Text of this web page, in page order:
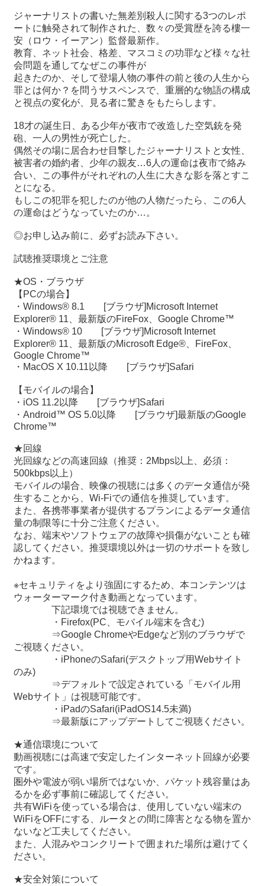
ジャーナリストの書いた無差別殺人に関する3つのレポ
ートに触発されて制作された、数々の受賞歴を誇る樓一
安（ロウ・イーアン）監督最新作。
教育、ネット社会、格差、マスコミの功罪など様々な社
会問題を通してなぜこの事件が
起きたのか、そして登場人物の事件の前と後の人生から
罪とは何か？を問うサスペンスで、重層的な物語の構成
と視点の変化が、見る者に驚きをもたらします。
18才の誕生日、ある少年が夜市で改造した空気銃を発
砲、一人の男性が死亡した。
偶然その場に居合わせ目撃したジャーナリストと女性、
被害者の婚約者、少年の親友…6人の運命は夜市で絡み
合い、この事件がそれぞれの人生に大きな影を落とすこ
とになる。
もしこの犯罪を犯したのが他の人物だったら、この6人
の運命はどうなっていたのか…。
◎お申し込み前に、必ずお読み下さい。
試聴推奨環境とご注意
★OS・ブラウザ
【PCの場合】
・Windows® 8.1 [ブラウザ]Microsoft Internet
Explorer® 11、最新版のFireFox、Google Chrome™
・Windows® 10 [ブラウザ]Microsoft Internet
Explorer® 11、最新版のMicrosoft Edge®、FireFox、
Google Chrome™
・MacOS X 10.11以降 [ブラウザ]Safari
【モバイルの場合】
・iOS 11.2以降 [ブラウザ]Safari
・Android™ OS 5.0以降 [ブラウザ]最新版のGoogle
Chrome™
★回線
光回線などの高速回線（推奨：2Mbps以上、必須：
500kbps以上）
モバイルの場合、映像の視聴には多くのデータ通信が発
生することから、Wi-Fiでの通信を推奨しています。
また、各携帯事業者が提供するプランによるデータ通信
量の制限等に十分ご注意ください。
なお、端末やソフトウェアの故障や損傷がないことも確
認してください。推奨環境以外は一切のサポートを致し
かねます。
※セキュリティをより強固にするため、本コンテンツは
ウォーターマーク付き動画となっています。
下記環境では視聴できません。
・Firefox(PC、モバイル端末を含む)
⇒Google ChromeやEdgeなど別のブラウザで
ご視聴ください。
・iPhoneのSafari(デスクトップ用Webサイト
のみ)
⇒デフォルトで設定されている「モバイル用
Webサイト」は視聴可能です。
・iPadのSafari(iPadOS14.5未満)
⇒最新版にアップデートしてご視聴ください。
★通信環境について
動画視聴には高速で安定したインターネット回線が必要
です。
圏外や電波が弱い場所ではないか、パケット残容量はあ
るかを必ず事前に確認してください。
共有WiFiを使っている場合は、使用していない端末の
WiFiをOFFにする、ルータとの間に障害となる物を置か
ないなど工夫してください。
また、人混みやコンクリートで囲まれた場所は避けてく
ださい。
★安全対策について